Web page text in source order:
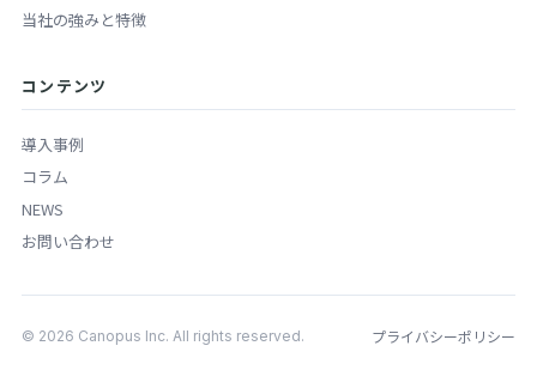
当社の強みと特徴
コンテンツ
導入事例
コラム
NEWS
お問い合わせ
© 2026 Canopus Inc. All rights reserved. プライバシーポリシー